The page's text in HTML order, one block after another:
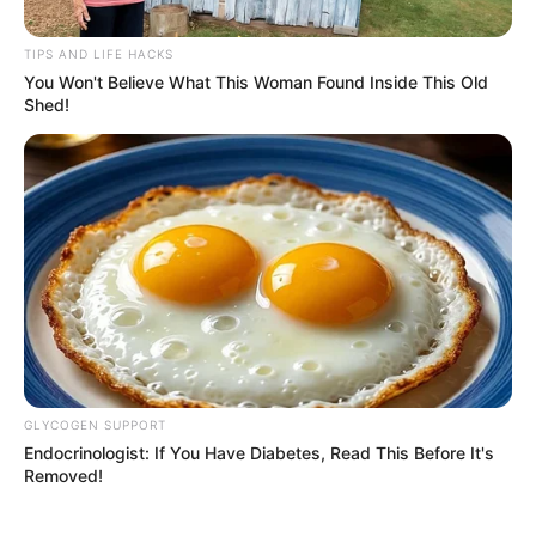
Alcaldía de Medellín
Convocatoria de Fomento y Estímulos para el Arte y la
Cultura 2025 en Medellín
Por:Paola Agredo Tapias
Julio 25, 2025
TIPS AND LIFE HACKS
You Won't Believe What This Woman Found Inside This Old
Shed!
GLYCOGEN SUPPORT
Endocrinologist: If You Have Diabetes, Read This Before It's
Removed!